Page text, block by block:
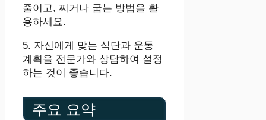
줄이고, 찌거나 굽는 방법을 활
용하세요.
5. 자신에게 맞는 식단과 운동
계획을 전문가와 상담하여 설정
하는 것이 좋습니다.
주요 요약